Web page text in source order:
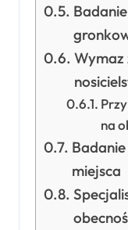
Wymaz
na
miejsca